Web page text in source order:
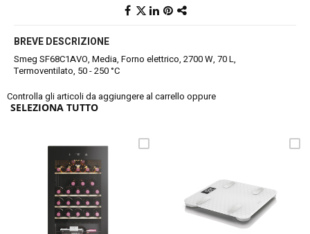
BREVE DESCRIZIONE
Smeg SF68C1AVO, Media, Forno elettrico, 2700 W, 70 L,
Termoventilato, 50 - 250 °C
Controlla gli articoli da aggiungere al carrello oppure
SELEZIONA TUTTO